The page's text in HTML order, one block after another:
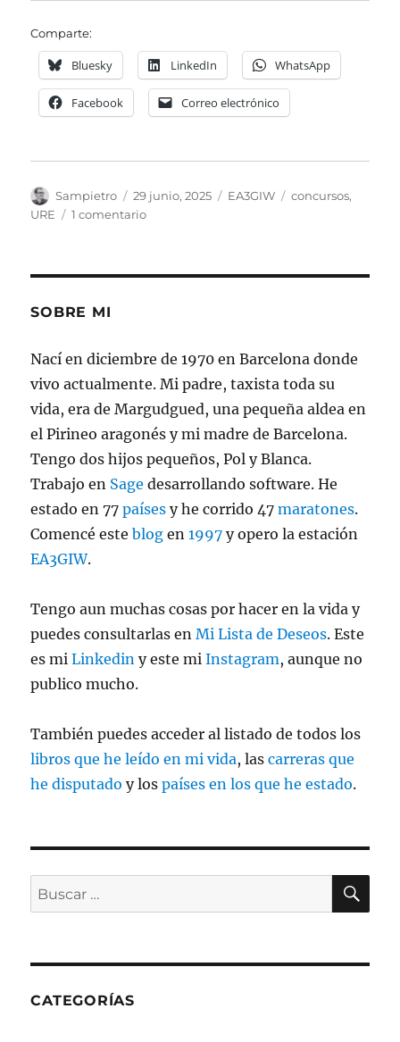
Comparte:
Bluesky LinkedIn WhatsApp
Facebook Correo electrónico
Autor
Sampietro
Publicado
el
29 junio, 2025 Categorías
EA3GIW Etiquetas
concursos,
URE
1 comentarioen
SOBRE MI
Nací en diciembre de 1970 en Barcelona donde
vivo actualmente. Mi padre, taxista toda su
vida, era de Margudgued, una pequeña aldea en
el Pirineo aragonés y mi madre de Barcelona.
Tengo dos hijos pequeños, Pol y Blanca.
Trabajo en Sage desarrollando software. He
estado en 77países y he corrido 47maratones.
Comencé esteblog en1997 y opero la estación
EA3GIW.
Tengo aun muchas cosas por hacer en la vida y
puedes consultarlas enMi Lista de Deseos. Este
es miLinkedin y este miInstagram, aunque no
publico mucho.
También puedes acceder al listado de todos los
libros que he leído en mi vida, lascarreras que
he disputado y lospaíses en los que he estado.
Buscar
por:
CATEGORÍAS